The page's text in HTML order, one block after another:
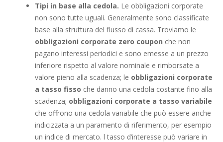
Tipi in base alla cedola. Le obbligazioni corporate
non sono tutte uguali. Generalmente sono classificate
base alla struttura del flusso di cassa. Troviamo le
obbligazioni corporate zero coupon che non
pagano interessi periodici e sono emesse a un prezzo
inferiore rispetto al valore nominale e rimborsate a
valore pieno alla scadenza; le obbligazioni corporate
a tasso fisso che danno una cedola costante fino alla
scadenza; obbligazioni corporate a tasso variabile
che offrono una cedola variabile che può essere anche
indicizzata a un paramento di riferimento, per esempio
un indice di mercato. l tasso d’interesse può variare in